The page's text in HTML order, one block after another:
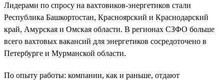
Лидерами по спросу на вахтовиков-энергетиков стали
Республика Башкортостан, Красноярский и Краснодарский
край, Амурская и Омская области. В регионах СЗФО больше
всего вахтовых вакансий для энергетиков сосредоточено в
Петербурге и Мурманской области.
По опыту работы: компании, как и раньше, отдают